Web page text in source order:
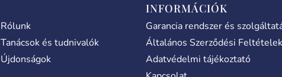
Rólunk
Tanácsok és tudnivalók
Újdonságok
INFORMÁCIÓK
Garancia rendszer és
Általános Szerződési Feltételek
Adatvédelmi tájékoztató